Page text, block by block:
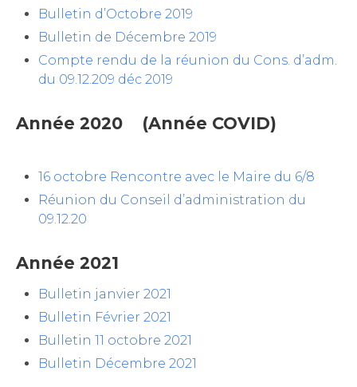
Bulletin d’Octobre 2019
Bulletin de Décembre 2019
Compte rendu de la réunion du Cons. d’adm.
du 09.12.209 déc 2019
Année 2020 (Année COVID)
16 octobre Rencontre avec le Maire du 6/8
Réunion du Conseil d’administration du
09.12.20
Année 2021
Bulletin janvier 2021
Bulletin Février 2021
Bulletin 11 octobre 2021
Bulletin Décembre 2021